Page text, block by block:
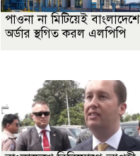
পাওনা না মিটিয়েই বাংলাদেশে
অর্ডার স্থগিত করল এলপিপি